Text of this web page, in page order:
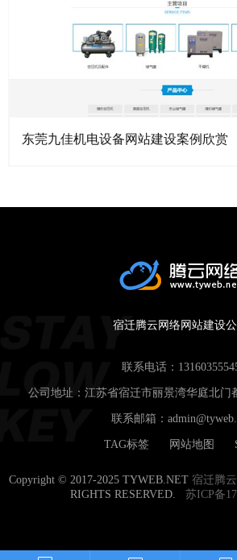
东莞九佳机电设备网站建设案例欣赏
宿迁腾云网络网站建设公
联系电话：
公司地址：江苏省宿迁市丽景湾华庭北门
联系邮箱：
网站地图
TAG标签
Copyright © 2017-2025 TYWEB.NET 宿迁腾
RIGHTS RESERVED. 苏ICP备